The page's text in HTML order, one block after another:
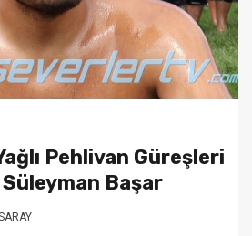
Pehlivan Güreşleri
Başar